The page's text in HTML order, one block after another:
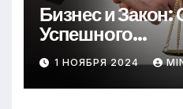
Бизнес и
Успешного
1 НОЯБРЯ 2024